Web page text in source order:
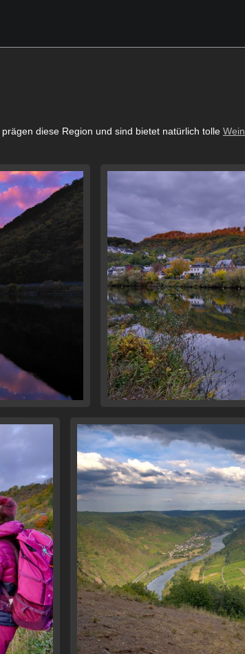
prägen diese Region und sind bietet natürlich tolle